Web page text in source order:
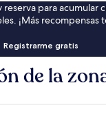
reserva para acumular
¡Más recompensas
Registrarme gratis
de la